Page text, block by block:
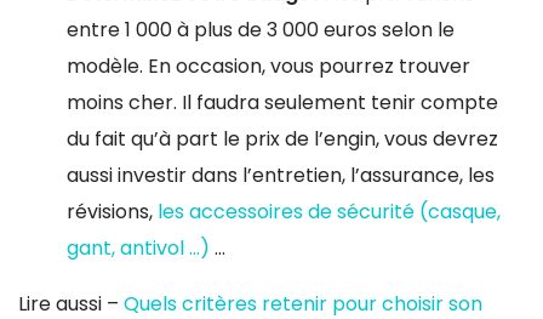
entre 1 000 à plus de 3 000 euros selon le
modèle. En occasion, vous pourrez trouver
moins cher. Il faudra seulement tenir compte
du fait qu’à part le prix de l’engin, vous devrez
aussi investir dans l’entretien, l’assurance, les
révisions, les accessoires de sécurité (casque,
gant, antivol …) …
Lire aussi – Quels critères retenir pour choisir son